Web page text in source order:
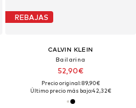
REBAJAS
CALVIN KLEIN
Bailarina
52,90€
Precio original: 89,90€
Último precio más bajo:42,32€